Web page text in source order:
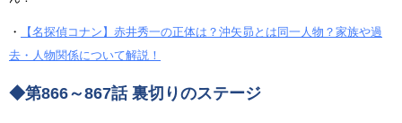
・
【名探偵コナン】赤井秀一の正体は？沖矢昴とは同一人物？家族や過
去・人物関係について解説！
◆第866～867話 裏切りのステージ